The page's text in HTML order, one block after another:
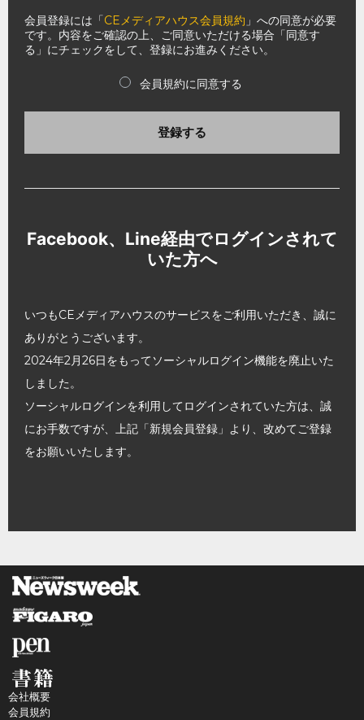
会員登録には「CEメディアハウス会員規約 」への同意が必要
です。内容をご確認の上、ご同意いただける場合「同意す
る」にチェックをして、登録にお進みください。
会員規約に同意する
登録する
Facebook、Line経由でログインされて
いた方へ
いつもCEメディアハウスのサービスをご利用いただき、誠に
ありがとうございます。
2024年2月26日をもってソーシャルログイン機能を廃止いた
しました。
ソーシャルログインを利用してログインされていた方は、誠
にお手数ですが、上記「新規会員登録」より、改めてご登録
をお願いいたします。
会社概要
会員規約